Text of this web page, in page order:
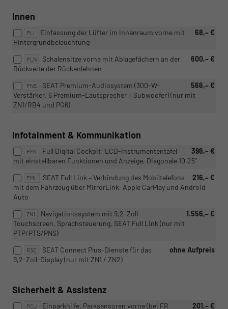
Innen
PLI 68,– €
Einfassung der Lüfter im Innenraum vorne mit
Hintergrundbeleuchtung
PLN 600,– €
Schalensitze vorne mit Ablagefächern an der
Rückseite der Rückenlehnen
PNS 566,– €
SEAT Premium-Audiosystem (300-W-
Verstärker, 6 Premium-Lautsprecher + Subwoofer) (nur mit
ZN1/RB4 und PG6)
Infotainment & Kommunikation
PFK 396,– €
Full Digital Cockpit: LCD-Instrumententafel
mit einstellbaren Funktionen und Anzeige, Diagonale 10,25"
PML 216,– €
SEAT Full Link – Verbindung des Mobiltelefons
mit dem Fahrzeug über MirrorLink, Apple CarPlay und Android
Auto
ZN1 1.556,– €
Navigationssystem mit 9,2-Zoll-
Touchscreen, Sprachsteuerung, SEAT Full Link (nur mit
PTP/PTS/PNS)
R3C ohne Aufpreis
SEAT Connect Plus-Dienste für das
9,2-Zoll-Display (nur mit ZN1 / ZN2)
Sicherheit & Assistenz
PCJ 201,– €
Einparkhilfe, Parksensoren vorne (bei FR